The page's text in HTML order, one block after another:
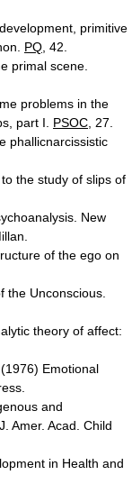
primitive
PQ , 42.
primal scene.
problems in the
part I. PSOC , 27.
phallicnarcissistic
the study of slips of
New
of the ego on
the Unconscious.
theory of affect:
Emotional
and
Amer. Acad. Child
in Health and